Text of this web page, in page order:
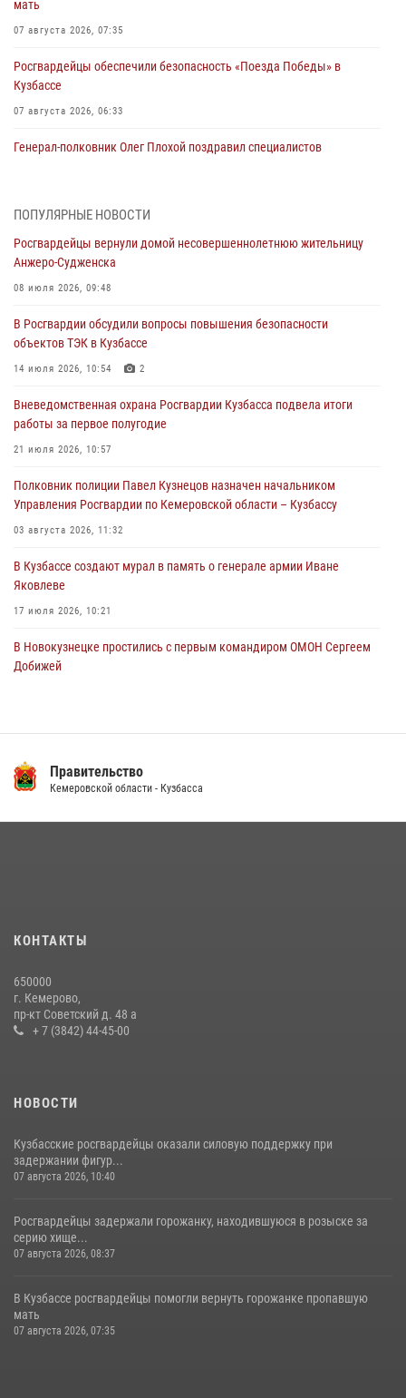
мать
07 августа 2026, 07:35
Росгвардейцы обеспечили безопасность «Поезда Победы» в
Кузбассе
07 августа 2026, 06:33
Генерал-полковник Олег Плохой поздравил специалистов
07 августа 2026, 05:32
С 1 сентября 2026 года вступает в силу новый федеральный закон о
частной охранной деятельности
06 августа 2026, 10:19
Росгвардейцы задержали предполагаемого виновника причинения
ножевого ранения кемеровчанину
06 августа 2026, 09:18
Росгвардейцы задержали мужчину, повредившего имущество
горожанки
06 августа 2026, 08:17
Росгвардейцы пресекли противоправные действия и защитили
новокузнечанку от агрессивного знакомого
06 августа 2026, 07:16
ПОПУЛЯРНЫЕ НОВОСТИ
Росгвардейцы вернули домой несовершеннолетнюю жительницу
Анжеро-Судженска
08 июля 2026, 09:48
В Росгвардии обсудили вопросы повышения безопасности
объектов ТЭК в Кузбассе
14 июля 2026, 10:54 2
Вневедомственная охрана Росгвардии Кузбасса подвела итоги
работы за первое полугодие
21 июля 2026, 10:57
Полковник полиции Павел Кузнецов назначен начальником
Управления Росгвардии по Кемеровской области – Кузбассу
03 августа 2026, 11:32
В Кузбассе создают мурал в память о генерале армии Иване
Яковлеве
17 июля 2026, 10:21
В Новокузнецке простились с первым командиром ОМОН Сергеем
Добижей
14 июля 2026, 08:52 1
20 июля 2026, 08:52
гипермаркета товары на 13 тысяч рублей (ВИДЕО)
16 июля 2026, 06:43
Правительство
Кемеровской области - Кузбасса
КОНТАКТЫ
650000
г. Кемерово,
пр-кт Советский д. 48 а
+ 7 (3842) 44-45-00
НОВОСТИ
Кузбасские росгвардейцы оказали силовую поддержку при
задержании фигур...
07 августа 2026, 10:40
Росгвардейцы задержали горожанку, находившуюся в розыске за
серию хище...
07 августа 2026, 08:37
В Кузбассе росгвардейцы помогли вернуть горожанке пропавшую
мать
07 августа 2026, 07:35